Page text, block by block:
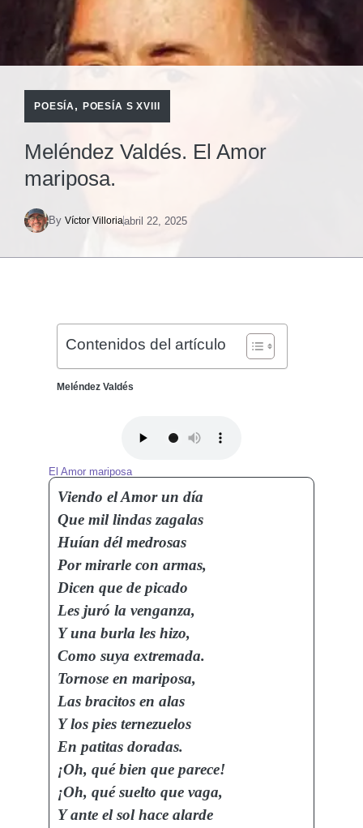
POESÍA, POESÍA S XVIII
Meléndez Valdés. El Amor
mariposa.
By Víctor Villoriaabril 22, 2025
Contenidos del artículo
Meléndez Valdés
El Amor mariposa
Viendo el Amor un día
Que mil lindas zagalas
Huían dél medrosas
Por mirarle con armas,
Dicen que de picado
Les juró la venganza,
Y una burla les hizo,
Como suya extremada.
Tornose en mariposa,
Las bracitos en alas
Y los pies ternezuelos
En patitas doradas.
¡Oh, qué bien que parece!
¡Oh, qué suelto que vaga,
Y ante el sol hace alarde